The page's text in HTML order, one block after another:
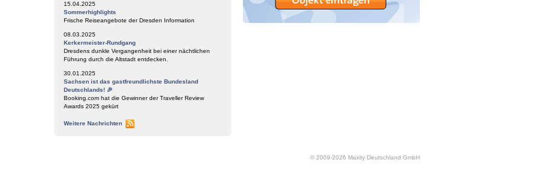
15.04.2025
Sommerhighlights
Frische Reiseangebote der Dresden Information
08.03.2025
Kerkermeister-Rundgang
Dresdens dunkle Vergangenheit bei einer nächtlichen
Führung durch die Altstadt entdecken.
30.01.2025
Sachsen ist das gastfreundlichste Bundesland
Deutschlands! 🎉
Booking.com hat die Gewinner der Traveller Review
Awards 2025 gekürt
Weitere Nachrichten
© 2009-2026 Maxity Deutschland GmbH